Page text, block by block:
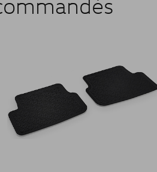
CALIFORNIA
GOLF
GOLF (UNIQUEMENT DE STOCK)